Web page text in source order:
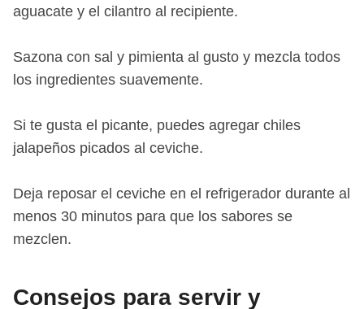
aguacate y el cilantro al recipiente.
Sazona con sal y pimienta al gusto y mezcla todos
los ingredientes suavemente.
Si te gusta el picante, puedes agregar chiles
jalapeños picados al ceviche.
Deja reposar el ceviche en el refrigerador durante al
menos 30 minutos para que los sabores se
mezclen.
Consejos para servir y